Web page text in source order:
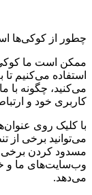
چطور از کوکی‌ها
ممکن است ما
استفاده می‌کنیم
می‌کنید، چگونه با
کاربری خود و
با کلیک روی
می‌توانید برخی از
مسدود کردن برخی
وب‌سایت‌های ما و
می‌دهد.